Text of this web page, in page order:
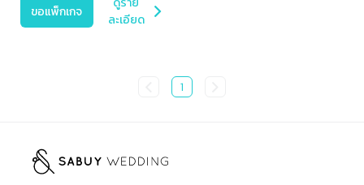
ขอแพ็กเกจ
ละเอียด
1